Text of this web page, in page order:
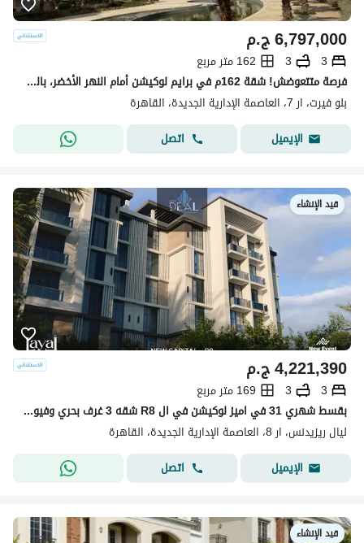
ج.م6,797,000
3
3
162 متر مربع
فرصة متتعوضش! شقة 162م في برايم لوكيشن أمام النهر الأخضر، بالقرب من سيليا ومحور محمد بن زايد الجنوبي، مع خصم كاش 18.5%.
بلو فيرت، ار 7، العاصمة الإدارية الجديدة، القاهرة
الإيميل
اتصل
قيد الإنشاء
ج.م4,221,390
3
3
169 متر مربع
بقسط شهري 31 في اميز لوكيشن في ال R8 شقه 3 غرف بحري وفيو لاند سكيب
ليال ريزيدنس، ار 8، العاصمة الإدارية الجديدة، القاهرة
الإيميل
اتصل
قيد الإنشاء